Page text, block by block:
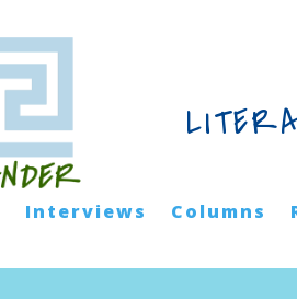
Interviews Columns